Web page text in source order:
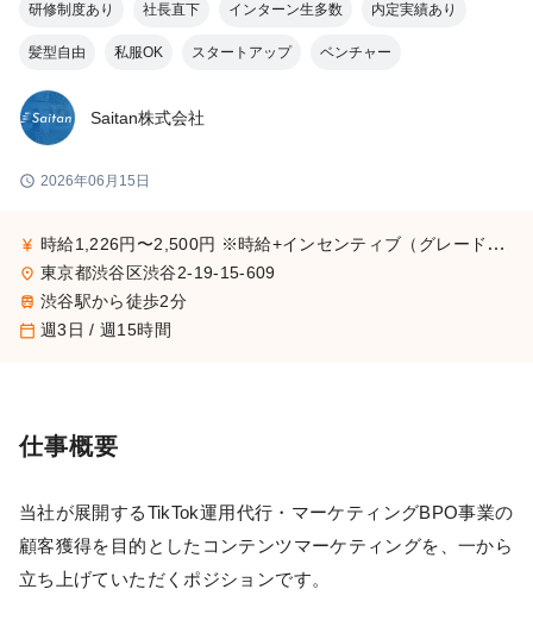
研修制度あり 社長直下 インターン生多数 内定実績あり
髪型自由 私服OK スタートアップ ベンチャー
Saitan株式会社
schedule 2026年06月15日
currency_yen 時給1,226円〜2,500円 ※時給+インセンティブ（グレード評価制）
place 東京都渋谷区渋谷2-19-15-609
train 渋谷駅から徒歩2分
calendar_today 週3日 / 週15時間
仕事概要
当社が展開するTikTok運用代行・マーケティングBPO事業の
顧客獲得を目的としたコンテンツマーケティングを、一から
立ち上げていただくポジションです。